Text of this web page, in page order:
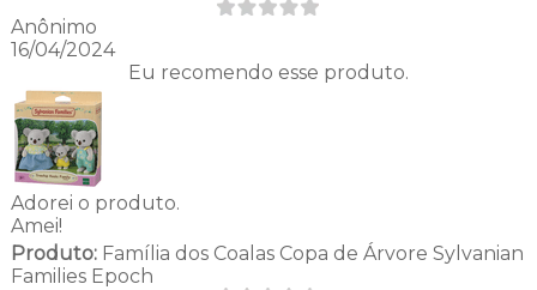
Anônimo
16/04/2024
Eu recomendo esse produto.
Adorei o produto.
Amei!
Produto:Família dos Coalas Copa de Árvore Sylvanian
Families Epoch